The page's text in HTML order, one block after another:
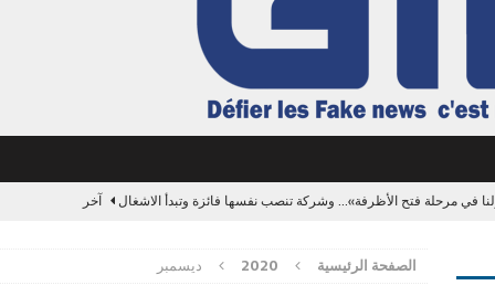
في مرحلة فتح الأظرفة»… وشركة تنصب نفسها فائزة وتبدأ الاشغال
آخر
كأس العالم 2030 مقابل الدعم وسط أزمة الفيفا
آخر
GIL24-TV
الصفحة الرئيسية 2020 ديسمبر